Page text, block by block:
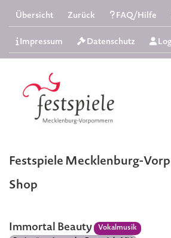
Übersicht Zurück FAQ/Hilfe
Impressum Datenschutz
Festspiele Mecklenburg-
Shop
Immortal Beauty
Vokalmusik